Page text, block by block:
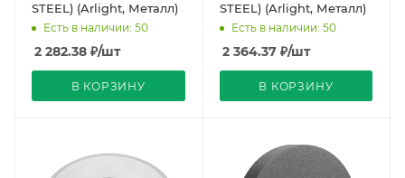
STEEL) (Arlight, Металл)
Есть в наличии: 50
2 282.38 ₽/шт
В КОРЗИНУ
STEEL) (Arlight, Металл)
Есть в наличии: 50
2 364.37₽/шт
В КОРЗИНУ